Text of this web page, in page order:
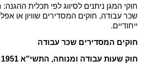
חוקי המגן ניתנים לסיווג לפי תכלית
שכר עבודה, חוקים המסדירים שוויון או
ייחודיים.
חוקים המסדירים שכר עבודה
חוק שעות עבודה ומנוחה, התשי"א 1951